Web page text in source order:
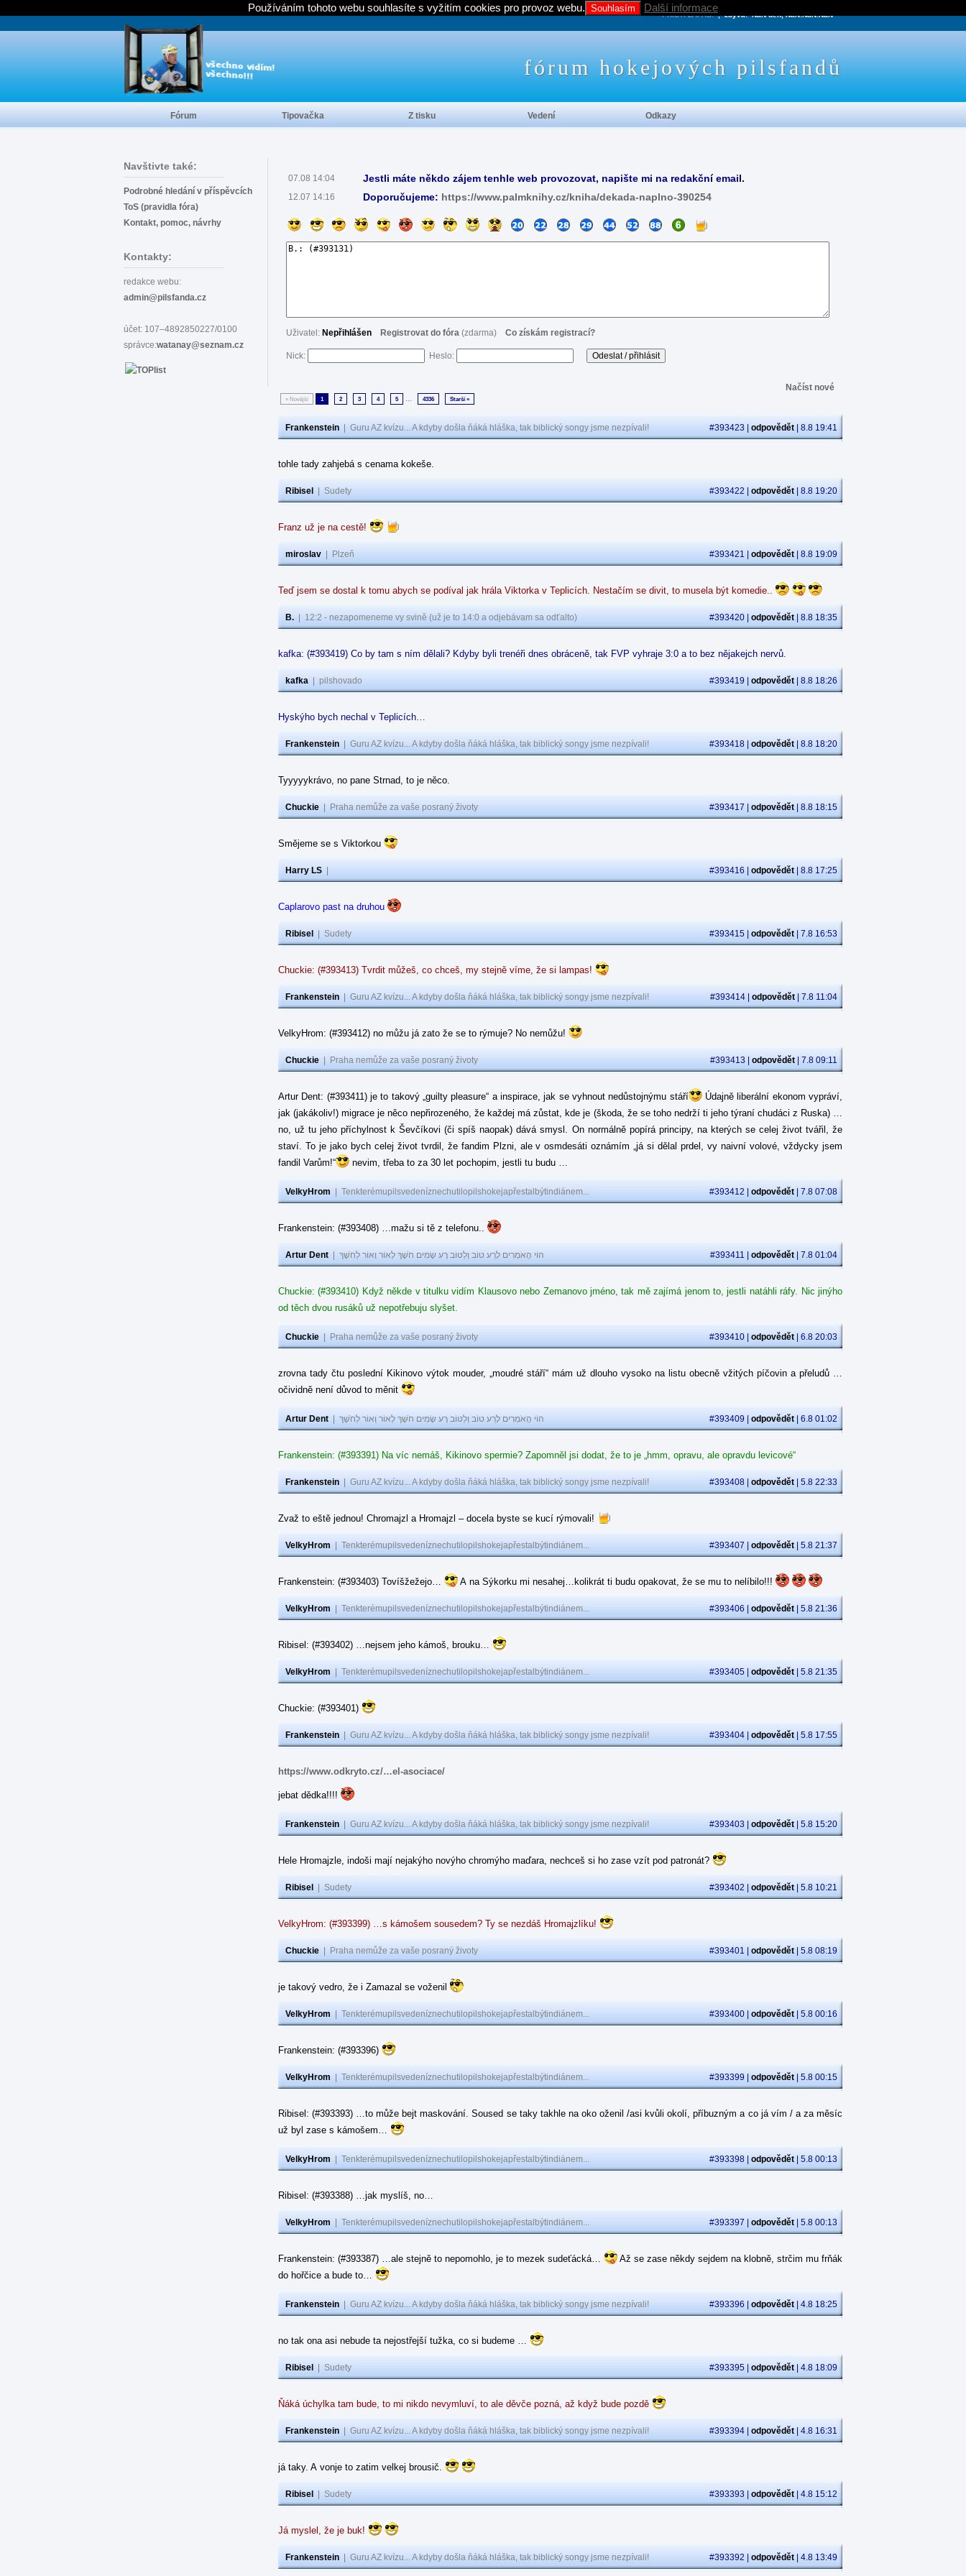
Navštivte také:
Podrobné hledání v příspěvcích
ToS (pravidla fóra)
Kontakt, pomoc, návrhy
Kontakty:
redakce webu:
admin@pilsfanda.cz
účet: 107–4892850227/0100
správce:watanay@seznam.cz
07.08 14:04 Jestli máte někdo zájem tenhle web provozovat, napište mi na redakční email.
12.07 14:16 Doporučujeme: https://www.palmknihy.cz/kniha/dekada-naplno-390254
Uživatel: Nepřihlášen Registrovat do fóra (zdarma) Co získám registrací?
Nick: Heslo:
Načíst nové
« Novější 1 2 3 4 5 ... 4336 Starší »
Frankenstein Guru AZ kvízu... A kdyby došla ňáká hláška, tak biblický songy jsme nezpívali! #393423 | odpovědět | 8.8 19:41
tohle tady zahjebá s cenama kokeše.
Ribisel Sudety #393422 | odpovědět | 8.8 19:20
Franz už je na cestě!
miroslav Plzeň #393421 | odpovědět | 8.8 19:09
Teď jsem se dostal k tomu abych se podíval jak hrála Viktorka v Teplicích. Nestačím se divit, to musela být komedie..
B. 12:2 - nezapomeneme vy svině (už je to 14:0 a odjebávam sa odťalto) #393420 | odpovědět | 8.8 18:35
kafka: (#393419) Co by tam s ním dělali? Kdyby byli trenéři dnes obráceně, tak FVP vyhraje 3:0 a to bez nějakejch nervů.
kafka pilshovado #393419 | odpovědět | 8.8 18:26
Hyskýho bych nechal v Teplicích…
Frankenstein Guru AZ kvízu... A kdyby došla ňáká hláška, tak biblický songy jsme nezpívali! #393418 | odpovědět | 8.8 18:20
Tyyyyykrávo, no pane Strnad, to je něco.
Chuckie Praha nemůže za vaše posraný životy #393417 | odpovědět | 8.8 18:15
Smějeme se s Viktorkou
Harry LS #393416 | odpovědět | 8.8 17:25
Caplarovo past na druhou
Ribisel Sudety #393415 | odpovědět | 7.8 16:53
Chuckie: (#393413) Tvrdit můžeš, co chceš, my stejně víme, že si lampas!
Frankenstein Guru AZ kvízu... A kdyby došla ňáká hláška, tak biblický songy jsme nezpívali! #393414 | odpovědět | 7.8 11:04
VelkyHrom: (#393412) no můžu já zato že se to rýmuje? No nemůžu!
Chuckie Praha nemůže za vaše posraný životy #393413 | odpovědět | 7.8 09:11
Artur Dent: (#393411) je to takový „guilty pleasure“ a inspirace, jak se vyhnout nedůstojnýmu stáří
Údajně liberální ekonom vypráví,
jak (jakákoliv!) migrace je něco nepřirozeného, že každej má zůstat, kde je (škoda, že se toho nedrží ti jeho týraní chudáci z Ruska) …
no, už tu jeho příchylnost k Ševčíkovi (či spíš naopak) dává smysl. On normálně popírá principy, na kterých se celej život tvářil, že
staví. To je jako bych celej život tvrdil, že fandim Plzni, ale v osmdesáti oznámím „já si dělal prdel, vy naivní volové, vždycky jsem
fandil Varům!“
nevim, třeba to za 30 let pochopim, jestli tu budu …
VelkyHrom Tenkterémupilsvedeníznechutilopilshokejapřestalbýtindiánem... #393412 | odpovědět | 7.8 07:08
Frankenstein: (#393408) …mažu si tě z telefonu..
Artur Dent הוֹי הָאֹמְרִים לָרַע טוֹב וְלַטּוֹב רָע שָׂמִים חֹשֶׁךְ לְאוֹר וְאוֹר לְחֹשֶׁךְ #393411 | odpovědět | 7.8 01:04
Chuckie: (#393410) Když někde v titulku vidím Klausovo nebo Zemanovo jméno, tak mě zajímá jenom to, jestli natáhli ráfy. Nic jinýho
od těch dvou rusáků už nepotřebuju slyšet.
Chuckie Praha nemůže za vaše posraný životy #393410 | odpovědět | 6.8 20:03
zrovna tady čtu poslední Kikinovo výtok mouder, „moudré stáří“ mám už dlouho vysoko na listu obecně vžitých píčovin a přeludů …
očividně není důvod to měnit
Artur Dent הוֹי הָאֹמְרִים לָרַע טוֹב וְלַטּוֹב רָע שָׂמִים חֹשֶׁךְ לְאוֹר וְאוֹר לְחֹשֶׁךְ #393409 | odpovědět | 6.8 01:02
Frankenstein: (#393391) Na víc nemáš, Kikinovo spermie? Zapomněl jsi dodat, že to je „hmm, opravu, ale opravdu levicové“
Frankenstein Guru AZ kvízu... A kdyby došla ňáká hláška, tak biblický songy jsme nezpívali! #393408 | odpovědět | 5.8 22:33
Zvaž to eště jednou! Chromajzl a Hromajzl – docela byste se kucí rýmovali!
VelkyHrom Tenkterémupilsvedeníznechutilopilshokejapřestalbýtindiánem... #393407 | odpovědět | 5.8 21:37
Frankenstein: (#393403) Tovíšžežejo… A na Sýkorku mi nesahej…kolikrát ti budu opakovat, že se mu to nelíbilo!!!
VelkyHrom Tenkterémupilsvedeníznechutilopilshokejapřestalbýtindiánem... #393406 | odpovědět | 5.8 21:36
Ribisel: (#393402) …nejsem jeho kámoš, brouku…
VelkyHrom Tenkterémupilsvedeníznechutilopilshokejapřestalbýtindiánem... #393405 | odpovědět | 5.8 21:35
Chuckie: (#393401)
Frankenstein Guru AZ kvízu... A kdyby došla ňáká hláška, tak biblický songy jsme nezpívali! #393404 | odpovědět | 5.8 17:55
https://www.odkryto.cz/…el-asociace/
jebat dědka!!!!
Frankenstein Guru AZ kvízu... A kdyby došla ňáká hláška, tak biblický songy jsme nezpívali! #393403 | odpovědět | 5.8 15:20
Hele Hromajzle, indoši mají nejakýho novýho chromýho maďara, nechceš si ho zase vzít pod patronát?
Ribisel Sudety #393402 | odpovědět | 5.8 10:21
VelkyHrom: (#393399) …s kámošem sousedem? Ty se nezdáš Hromajzlíku!
Chuckie Praha nemůže za vaše posraný životy #393401 | odpovědět | 5.8 08:19
je takový vedro, že i Zamazal se voženil
VelkyHrom Tenkterémupilsvedeníznechutilopilshokejapřestalbýtindiánem... #393400 | odpovědět | 5.8 00:16
Frankenstein: (#393396)
VelkyHrom Tenkterémupilsvedeníznechutilopilshokejapřestalbýtindiánem... #393399 | odpovědět | 5.8 00:15
Ribisel: (#393393) …to může bejt maskování. Soused se taky takhle na oko oženil /asi kvůli okolí, příbuzným a co já vím / a za měsíc
už byl zase s kámošem…
VelkyHrom Tenkterémupilsvedeníznechutilopilshokejapřestalbýtindiánem... #393398 | odpovědět | 5.8 00:13
Ribisel: (#393388) …jak myslíš, no…
VelkyHrom Tenkterémupilsvedeníznechutilopilshokejapřestalbýtindiánem... #393397 | odpovědět | 5.8 00:13
Frankenstein: (#393387) …ale stejně to nepomohlo, je to mezek sudeťácká…
Až se zase někdy sejdem na klobně, strčim mu frňák
do hořčice a bude to…
Frankenstein Guru AZ kvízu... A kdyby došla ňáká hláška, tak biblický songy jsme nezpívali! #393396 | odpovědět | 4.8 18:25
no tak ona asi nebude ta nejostřejší tužka, co si budeme …
Ribisel Sudety #393395 | odpovědět | 4.8 18:09
Ňáká úchylka tam bude, to mi nikdo nevymluví, to ale děvče pozná, až když bude pozdě
Frankenstein Guru AZ kvízu... A kdyby došla ňáká hláška, tak biblický songy jsme nezpívali! #393394 | odpovědět | 4.8 16:31
já taky. A vonje to zatim velkej brousič.
Ribisel Sudety #393393 | odpovědět | 4.8 15:12
Já myslel, že je buk!
Frankenstein Guru AZ kvízu... A kdyby došla ňáká hláška, tak biblický songy jsme nezpívali! #393392 | odpovědět | 4.8 13:49
PRÍŠTÍ ZÁPAS:, zbývá:NaN den, NaN:NaN:NaN
fórum hokejových pilsfandů
Fórum Tipovačka Z tisku Vedení Odkazy
Používáním tohoto webu souhlasíte s vyžitím cookies pro provoz webu. Souhlasím Další informace